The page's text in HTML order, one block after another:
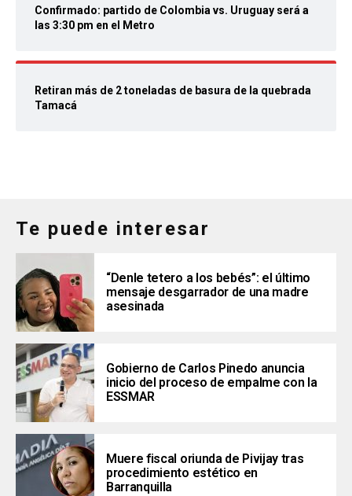
Confirmado: partido de Colombia vs. Uruguay será a
las 3:30 pm en el Metro
Retiran más de 2 toneladas de basura de la quebrada
Tamacá
Te puede interesar
“Denle tetero a los bebés”: el último
mensaje desgarrador de una madre
asesinada
Gobierno de Carlos Pinedo anuncia
inicio del proceso de empalme con la
ESSMAR
Muere fiscal oriunda de Pivijay tras
procedimiento estético en
Barranquilla